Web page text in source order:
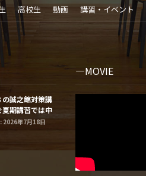
高校生 動画 講習・イベント
の誠之館対策講
夏期講習では中
生と１年生に
2026年7月18日
MOVIE